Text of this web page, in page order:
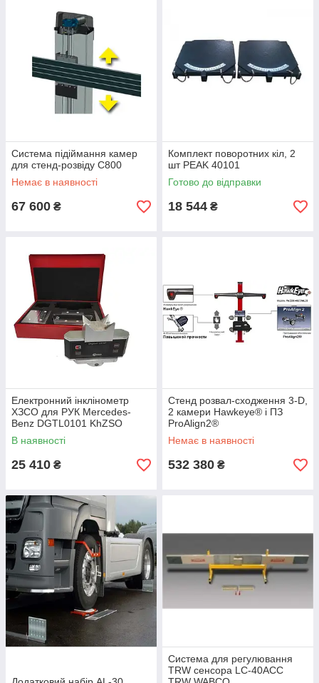
Система підіймання камер
для стенд-розвіду С800
Немає в наявності
67 600 ₴
Комплект поворотних кіл, 2
шт PEAK 40101
Готово до відправки
18 544 ₴
Електронний інклінометр
ХЗСО для РУК Mercedes-
Benz DGTL0101 KhZSO
В наявності
25 410 ₴
Cтенд розвал-сходження 3-D,
2 камери Hawkeye® і ПЗ
ProAlign2®
Немає в наявності
532 380 ₴
Система для регулювання
TRW сенсора LC-40ACC